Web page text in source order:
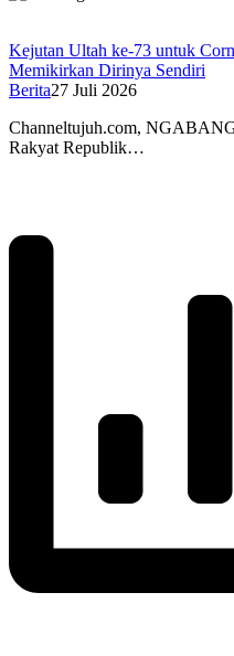
Kejutan Ultah ke-73 untuk
Memikirkan Dirinya Sendiri
Berita27 Juli 2026
Channeltujuh.com,
Rakyat Republik…